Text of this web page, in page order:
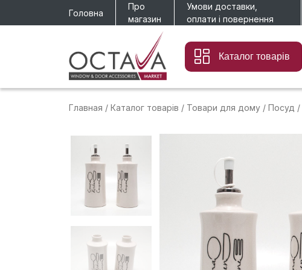
Головна
Про
магазин
Умови доставки,
оплати і повернення
Каталог товарів
Главная / Каталог товарів / Товари для дому / Посуд /